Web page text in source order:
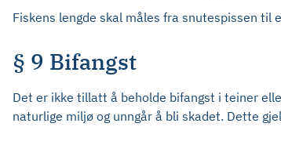
Fiskens lengde skal måles fra snutespissen til
§ 9 Bifangst
Det er ikke tillatt å beholde bifangst i teiner
naturlige miljø og unngår å bli skadet. Dette